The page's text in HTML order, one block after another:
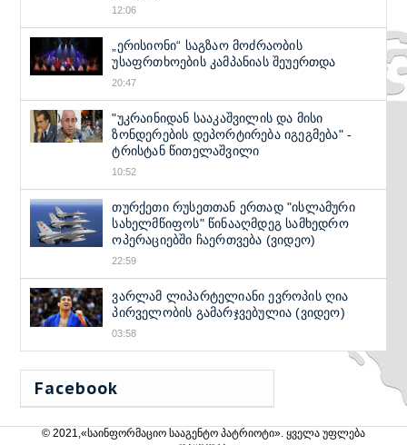
12:06
„ერისიონი“ საგზაო მოძრაობის
უსაფრთხოების კამპანიას შეუერთდა
20:47
"უკრაინიდან სააკაშვილის და მისი
ზონდერების დეპორტირება იგეგმება" -
ტრისტან წითელაშვილი
10:52
თურქეთი რუსეთთან ერთად "ისლამური
სახელმწიფოს" წინააღმდეგ სამხედრო
ოპერაციებში ჩაერთვება (ვიდეო)
22:59
ვარლამ ლიპარტელიანი ევროპის ღია
პირველობის გამარჯვებულია (ვიდეო)
03:58
Facebook
© 2021,«საინფორმაციო სააგენტო პატრიოტი». ყველა უფლება